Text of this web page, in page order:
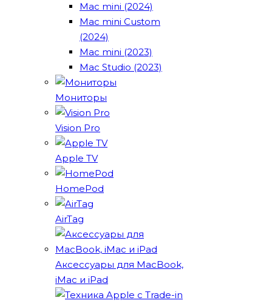
Mac mini (2024)
Mac mini Custom
(2024)
Mac mini (2023)
Mac Studio (2023)
Мониторы
Vision Pro
Apple TV
HomePod
AirTag
Аксессуары для MacBook,
iMac и iPad